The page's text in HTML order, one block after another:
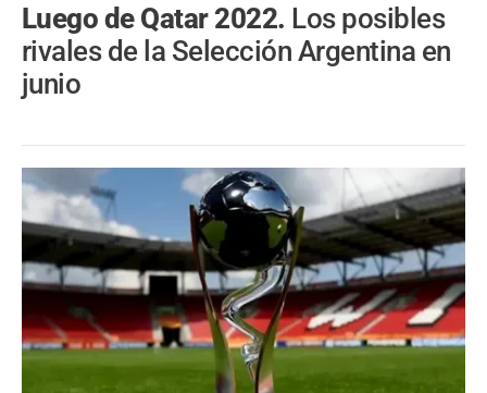
Luego de Qatar 2022. Los posibles
rivales de la Selección Argentina en
junio